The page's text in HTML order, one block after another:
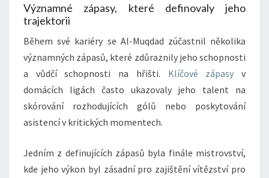
Významné zápasy, které definovaly jeho
trajektorii
Během své kariéry se Al-Muqdad zúčastnil několika
významných zápasů, které zdůraznily jeho schopnosti
a vůdčí schopnosti na hřišti. Klíčové zápasy v
domácích ligách často ukazovaly jeho talent na
skórování rozhodujících gólů nebo poskytování
asistencí v kritických momentech.
Jedním z definujících zápasů byla finále mistrovství,
kde jeho výkon byl zásadní pro zajištění vítězství pro